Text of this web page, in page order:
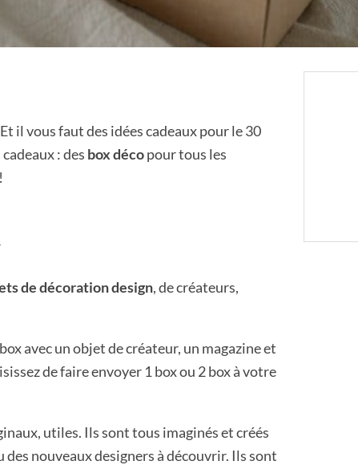
il vous faut des idées cadeaux pour le 30
: des box décopour tous les
de décoration design, de créateurs,
avec un objet de créateur, un magazine et
de faire envoyer 1 box ou 2 box à votre
utiles. Ils sont tous imaginés et créés
des nouveaux designers à découvrir. Ils sont